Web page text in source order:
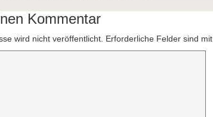
Kommentar
wird nicht veröffentlicht. Erforderliche Felder sind mit